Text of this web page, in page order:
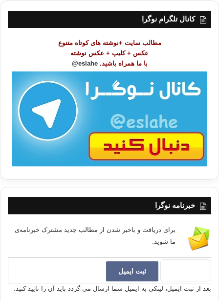
کانال تلگرام نوگرا
مطالب سایت +نوشته های کوتاه متنوع
عکس + کلیپ + عکس نوشته
با ما همراه باشید. eslahe@
خبرنامه نوگرا
برای دریافت و باخبر شدن از مطالب جدید مشترک خبرنامه‌ی
ما شوید.
بعد از ثبت ایمیل، لینکی به ایمیل شما ارسال می گردد باید آن را تایید کنید.